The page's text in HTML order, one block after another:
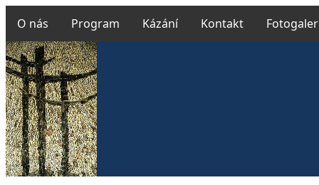
O nás Program Kázání Kontakt